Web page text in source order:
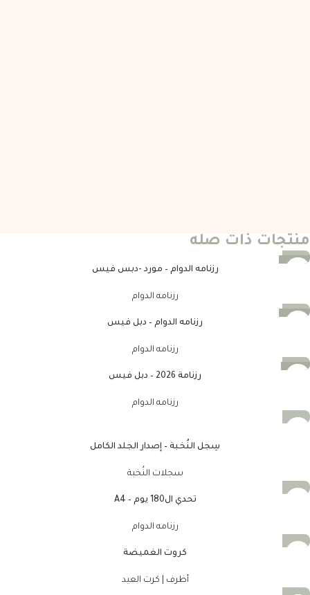
منتجات ذات صله
-25%
رزنامه الدوام – مورد -دبس فيس
رزنامه الدوام
-25%
رزنامه الدوام – دبل فيس
رزنامه الدوام
-13%
رزنامة 2026 – دبل فيس
رزنامه الدوام
سِجل النُخبة – إصدار الجلد الكامل
سجلات النُخبة
تحدي ال180 يوم – A4
رزنامه الدوام
كروت الغميضة
أظرف | كرت العيد